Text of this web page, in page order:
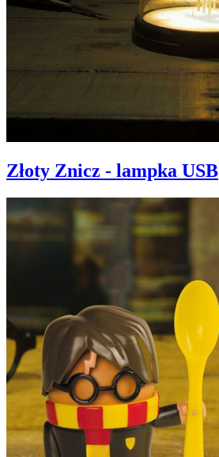
Złoty Znicz - lampka USB